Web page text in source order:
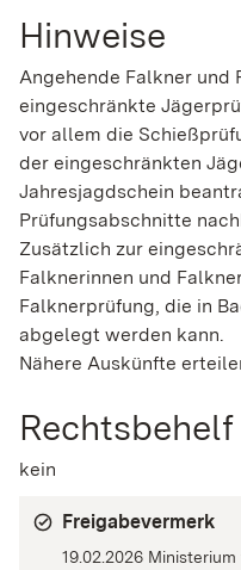
Hinweise
Angehende Falkner und
eingeschränkte
vor allem die
der eingeschränkten
Jahresjagdschein
Prüfungsabschnitte
Zusätzlich zur
Falknerinnen und
Falknerprüfung, die in
abgelegt werden kann.
Nähere Auskünfte
Rechtsbehelf
kein
Freigabevermerk
19.02.2026